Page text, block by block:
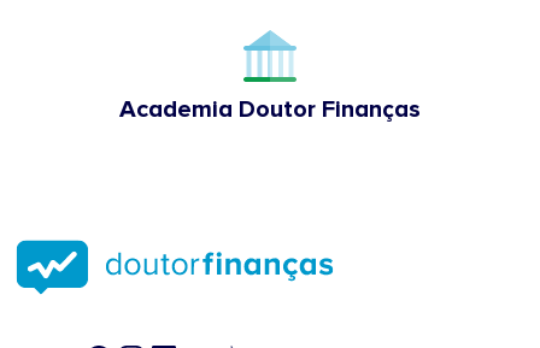
Academia Doutor Finanças